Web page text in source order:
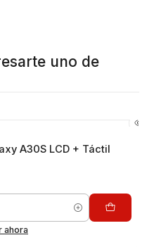
uno de
A30S LCD + Táctil
ahora